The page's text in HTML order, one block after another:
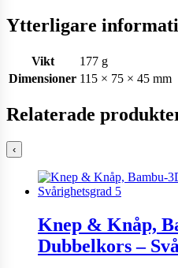
Ytterligare
Vikt
177 g
Dimensioner 115 × 75 × 45 mm
Relaterade
‹
Knep & Knåp,
Dubbelkors –